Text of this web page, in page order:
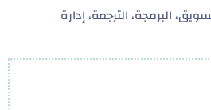
البرمجة، الترجمة، إدارة